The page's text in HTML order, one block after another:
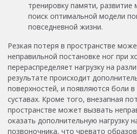
тренировку памяти,
поиск оптимальной модели
повседневной жизни.
Резкая потеря в пространстве
неправильной постановке ног при
перераспределяет нагрузку на
результате происходит
поверхностей, и появляются боли
суставах. Кроме того, внезапная
пространстве может вызвать
оказать дополнительную нагрузку
позвоночника, что чревато